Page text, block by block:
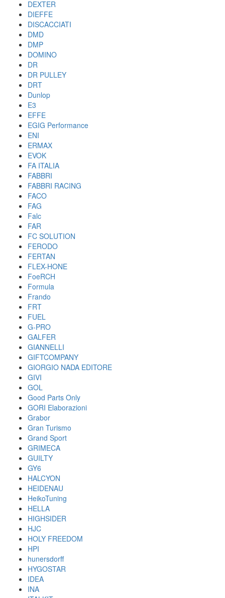
DEXTER
DIEFFE
DISCACCIATI
DMD
DMP
DOMINO
DR
DR PULLEY
DRT
Dunlop
E3
EFFE
EGIG Performance
ENI
ERMAX
EVOK
FA ITALIA
FABBRI
FABBRI RACING
FACO
FAG
Falc
FAR
FC SOLUTION
FERODO
FERTAN
FLEX-HONE
FoeRCH
Formula
Frando
FRT
FUEL
G-PRO
GALFER
GIANNELLI
GIFTCOMPANY
GIORGIO NADA EDITORE
GIVI
GOL
Good Parts Only
GORI Elaborazioni
Grabor
Gran Turismo
Grand Sport
GRIMECA
GUILTY
GY6
HALCYON
HEIDENAU
HeikoTuning
HELLA
HIGHSIDER
HJC
HOLY FREEDOM
HPI
hunersdorff
HYGOSTAR
IDEA
INA